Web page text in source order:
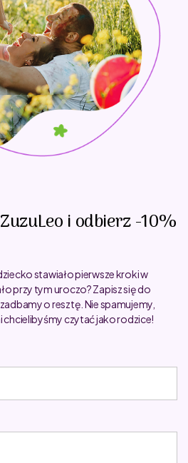
i odbierz -10%
stawiało pierwsze kroki w
przy tym uroczo? Zapisz się do
o resztę. Nie spamujemy,
czytać jako rodzice!